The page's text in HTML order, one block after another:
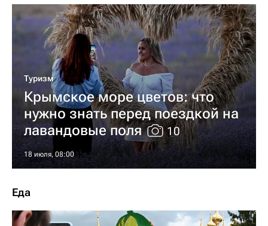
Туризм
Крымское море цветов: что
нужно знать перед поездкой на
лавандовые поля
10
18 июля, 08:00
Еда